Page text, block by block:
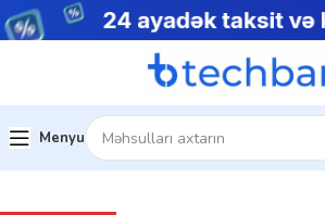
Menyu
Ev Foto avadanlıqlar Linzalar